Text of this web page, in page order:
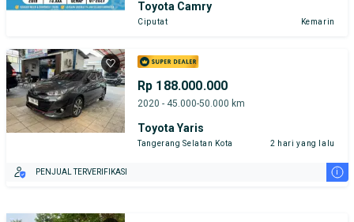
Toyota Camry
Ciputat Kemarin
Rp 188.000.000
2020 - 45.000-50.000 km
Toyota Yaris
Tangerang Selatan Kota 2 hari yang lalu
PENJUAL TERVERIFIKASI i